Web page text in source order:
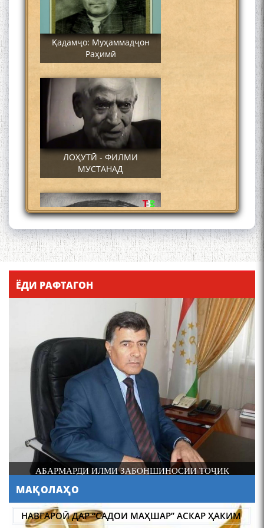
Қадамҷо: Муҳаммадҷон
Раҳимӣ
ЛОҲУТӢ - ФИЛМИ
МУСТАНАД
Қадамҷо - Лоҳутӣ
4-уми декабр- зодрӯзи
шоири абадзинда Абулқосим
Лоҳутӣ
АБУЛҚОСИМ ЛОҲУТӢ /
ABULQOSIM LOHUTY/
ЁДИ РАФТАГОН
АБАРМАРДИ ИЛМИ ЗАБОНШИНОСИИ ТОҶИК
МАҚОЛАҲО
НАВГАРОӢ ДАР “САДОИ МАҲШАР” АСКАР ҲАКИМ